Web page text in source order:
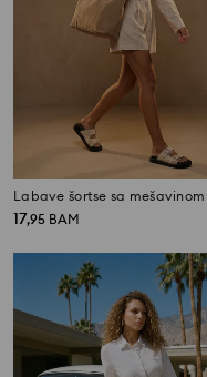
Labave šortse sa
17,95 BAM